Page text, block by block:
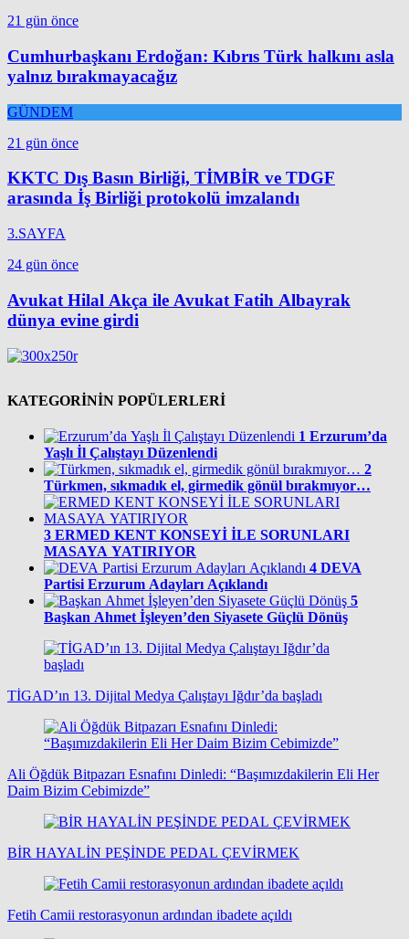
21 gün önce
Cumhurbaşkanı Erdoğan: Kıbrıs Türk halkını asla
yalnız bırakmayacağız
GÜNDEM
21 gün önce
KKTC Dış Basın Birliği, TİMBİR ve TDGF
arasında İş Birliği protokolü imzalandı
3.SAYFA
24 gün önce
Avukat Hilal Akça ile Avukat Fatih Albayrak
dünya evine girdi
KATEGORİNİN POPÜLERLERİ
1 Erzurum’da
Yaşlı İl Çalıştayı Düzenlendi
2
Türkmen, sıkmadık el, girmedik gönül bırakmıyor…
3 ERMED KENT KONSEYİ İLE SORUNLARI
MASAYA YATIRIYOR
4 DEVA
Partisi Erzurum Adayları Açıklandı
5
Başkan Ahmet İşleyen’den Siyasete Güçlü Dönüş
TİGAD’ın 13. Dijital Medya Çalıştayı Iğdır’da başladı
Ali Öğdük Bitpazarı Esnafını Dinledi: “Başımızdakilerin Eli Her
Daim Bizim Cebimizde”
BİR HAYALİN PEŞİNDE PEDAL ÇEVİRMEK
Fetih Camii restorasyonun ardından ibadete açıldı